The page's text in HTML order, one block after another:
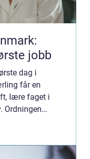
jobb
dag i
får en
lære faget i
Ordningen